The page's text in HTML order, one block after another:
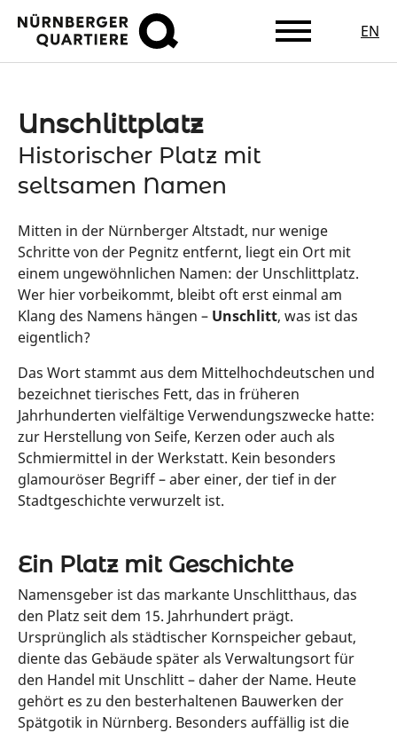
springen
EN
Unschlittplatz
Historischer Platz mit
seltsamen Namen
Mitten in der Nürnberger Altstadt, nur wenige
Schritte von der Pegnitz entfernt, liegt ein Ort mit
einem ungewöhnlichen Namen: der Unschlittplatz.
Wer hier vorbeikommt, bleibt oft erst einmal am
Klang des Namens hängen – Unschlitt, was ist das
eigentlich?
Das Wort stammt aus dem Mittelhochdeutschen und
bezeichnet tierisches Fett, das in früheren
Jahrhunderten vielfältige Verwendungszwecke hatte:
zur Herstellung von Seife, Kerzen oder auch als
Schmiermittel in der Werkstatt. Kein besonders
glamouröser Begriff – aber einer, der tief in der
Stadtgeschichte verwurzelt ist.
Ein Platz mit Geschichte
Namensgeber ist das markante Unschlitthaus, das
den Platz seit dem 15. Jahrhundert prägt.
Ursprünglich als städtischer Kornspeicher gebaut,
diente das Gebäude später als Verwaltungsort für
den Handel mit Unschlitt – daher der Name. Heute
gehört es zu den besterhaltenen Bauwerken der
Spätgotik in Nürnberg. Besonders auffällig ist die